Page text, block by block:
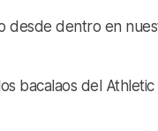
desde dentro en
bacalaos del